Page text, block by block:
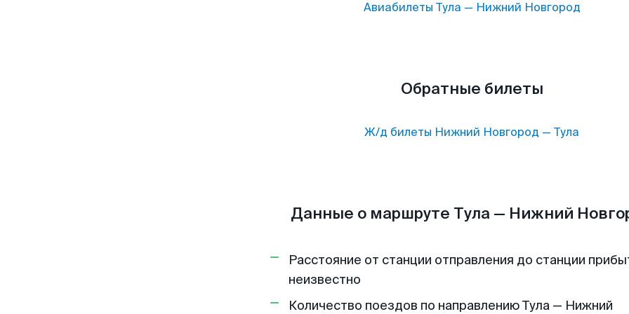
Авиабилеты Тула — Нижний Новгород
Обратные билеты
Ж/д билеты Нижний Новгород — Тула
Данные о маршруте Тула — Нижний
Расстояние от станции отправления до станции
неизвестно
Количество поездов по направлению Тула — Нижний